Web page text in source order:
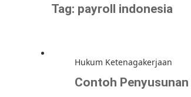
Tag: payroll indonesia
Hukum Ketenagakerjaan
Contoh